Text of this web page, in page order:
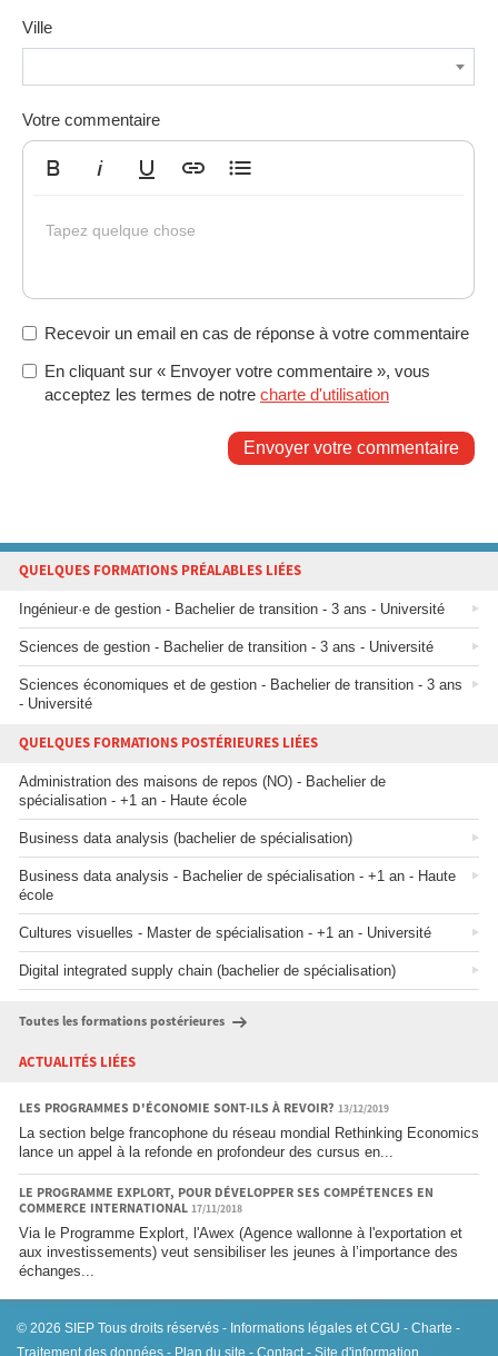
Ville
Votre commentaire
Tapez quelque chose
Recevoir un email en cas de réponse à votre commentaire
En cliquant sur « Envoyer votre commentaire », vous
acceptez les termes de notre charte d'utilisation
Envoyer votre commentaire
QUELQUES FORMATIONS PRÉALABLES LIÉES
Ingénieur·e de gestion - Bachelier de transition - 3 ans - Université
Sciences de gestion - Bachelier de transition - 3 ans - Université
Sciences économiques et de gestion - Bachelier de transition - 3 ans
- Université
QUELQUES FORMATIONS POSTÉRIEURES LIÉES
Administration des maisons de repos (NO) - Bachelier de
spécialisation - +1 an - Haute école
Business data analysis (bachelier de spécialisation)
Business data analysis - Bachelier de spécialisation - +1 an - Haute
école
Cultures visuelles - Master de spécialisation - +1 an - Université
Digital integrated supply chain (bachelier de spécialisation)
Toutes les formations postérieures
ACTUALITÉS LIÉES
LES PROGRAMMES D'ÉCONOMIE SONT-ILS À REVOIR? 13/12/2019
La section belge francophone du réseau mondial Rethinking Economics
lance un appel à la refonde en profondeur des cursus en...
LE PROGRAMME EXPLORT, POUR DÉVELOPPER SES COMPÉTENCES EN
COMMERCE INTERNATIONAL 17/11/2018
Via le Programme Explort, l'Awex (Agence wallonne à l'exportation et
aux investissements) veut sensibiliser les jeunes à l’importance des
échanges...
© 2026 SIEP Tous droits réservés - Informations légales et CGU - Charte -
Traitement des données - Plan du site - Contact - Site d'information